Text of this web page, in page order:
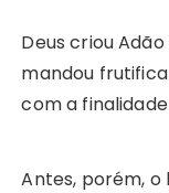
Deus criou
mandou
com a
Antes, porém, o